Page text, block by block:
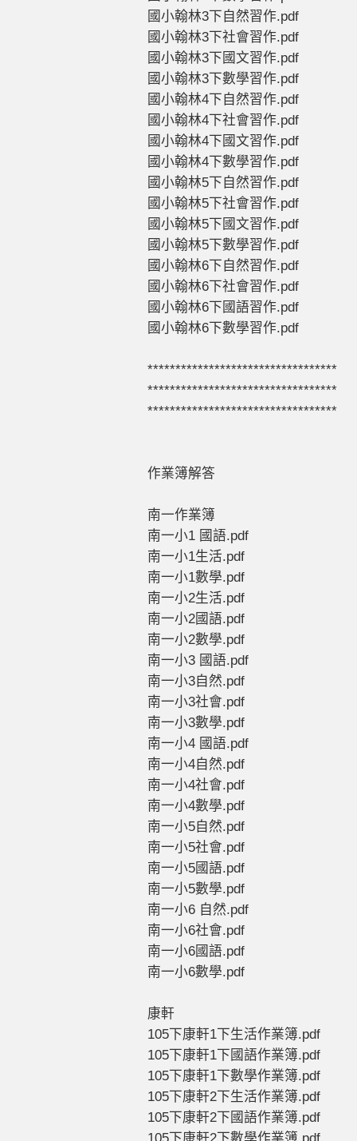
國小翰林3下自然習作.pdf
國小翰林3下社會習作.pdf
國小翰林3下國文習作.pdf
國小翰林3下數學習作.pdf
國小翰林4下自然習作.pdf
國小翰林4下社會習作.pdf
國小翰林4下國文習作.pdf
國小翰林4下數學習作.pdf
國小翰林5下自然習作.pdf
國小翰林5下社會習作.pdf
國小翰林5下國文習作.pdf
國小翰林5下數學習作.pdf
國小翰林6下自然習作.pdf
國小翰林6下社會習作.pdf
國小翰林6下國語習作.pdf
國小翰林6下數學習作.pdf
**********************************
**********************************
**********************************
作業簿解答
南一作業簿
南一小1 國語.pdf
南一小1生活.pdf
南一小1數學.pdf
南一小2生活.pdf
南一小2國語.pdf
南一小2數學.pdf
南一小3 國語.pdf
南一小3自然.pdf
南一小3社會.pdf
南一小3數學.pdf
南一小4 國語.pdf
南一小4自然.pdf
南一小4社會.pdf
南一小4數學.pdf
南一小5自然.pdf
南一小5社會.pdf
南一小5國語.pdf
南一小5數學.pdf
南一小6 自然.pdf
南一小6社會.pdf
南一小6國語.pdf
南一小6數學.pdf
康軒
105下康軒1下生活作業簿.pdf
105下康軒1下國語作業簿.pdf
105下康軒1下數學作業簿.pdf
105下康軒2下生活作業簿.pdf
105下康軒2下國語作業簿.pdf